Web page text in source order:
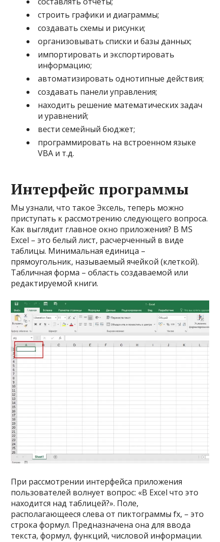
строить графики и диаграммы;
создавать схемы и рисунки;
организовывать списки и базы данных;
импортировать и экспортировать
информацию;
автоматизировать однотипные действия;
создавать панели управления;
находить решение математических задач
и уравнений;
вести семейный бюджет;
программировать на встроенном языке
VBA и т.д.
Интерфейс программы
Мы узнали, что такое Эксель, теперь можно
приступать к рассмотрению следующего вопроса.
Как выглядит главное окно приложения? В MS
Excel – это белый лист, расчерченный в виде
таблицы. Минимальная единица –
прямоугольник, называемый ячейкой (клеткой).
Табличная форма – область создаваемой или
редактируемой книги.
При рассмотрении интерфейса приложения
пользователей волнует вопрос: «В Excel что это
находится над таблицей?». Поле,
располагающееся слева от пиктограммы fx, – это
строка формул. Предназначена она для ввода
текста, формул, функций, числовой информации.